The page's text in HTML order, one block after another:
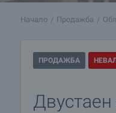
Начало Продажба
ПРОДАЖБА